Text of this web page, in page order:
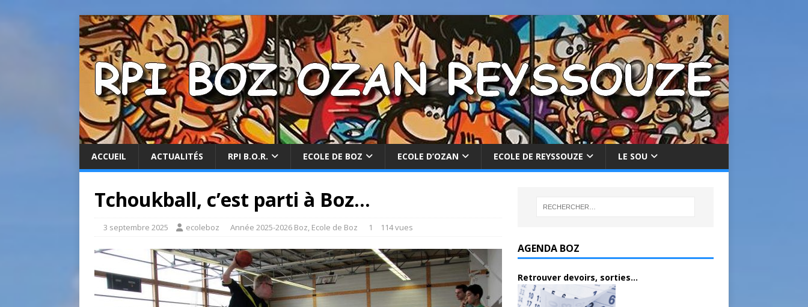
ACCUEIL ACTUALITÉS RPI B.O.R. ECOLE DE BOZ ECOLE D’OZAN ECOLE DE REYSSOUZE LE SOU
Tchoukball, c’est parti à Boz…
3 septembre 2025 ecoleboz Année 2025-2026 Boz, Ecole de Boz 1 114 vues
AGENDA BOZ
Retrouver devoirs, sorties...